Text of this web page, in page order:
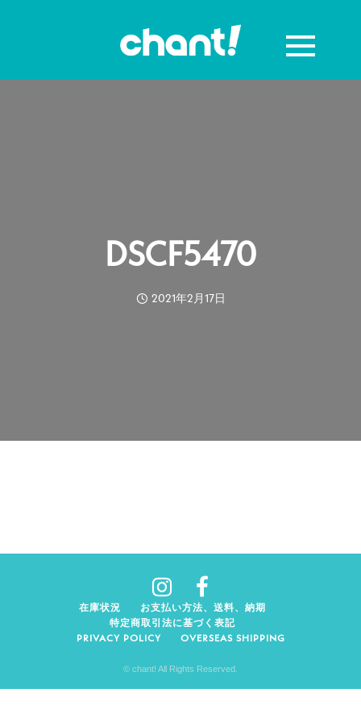
DSCF5470
2021年2月17日
在庫状況
お支払い方法、送料、納期
特定商取引法に基づく表記
PRIVACY POLICY
OVERSEAS SHIPPING
© chant! All Rights Reserved.